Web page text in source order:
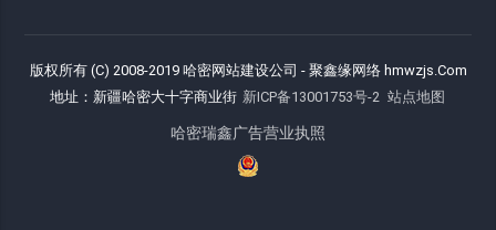
版权所有 (C) 2008-2019 哈密网站建设公司 - 聚鑫缘网络 hmwzjs.Com
地址：新疆哈密大十字商业街 新ICP备13001753号-2 站点地图
哈密瑞鑫广告营业执照